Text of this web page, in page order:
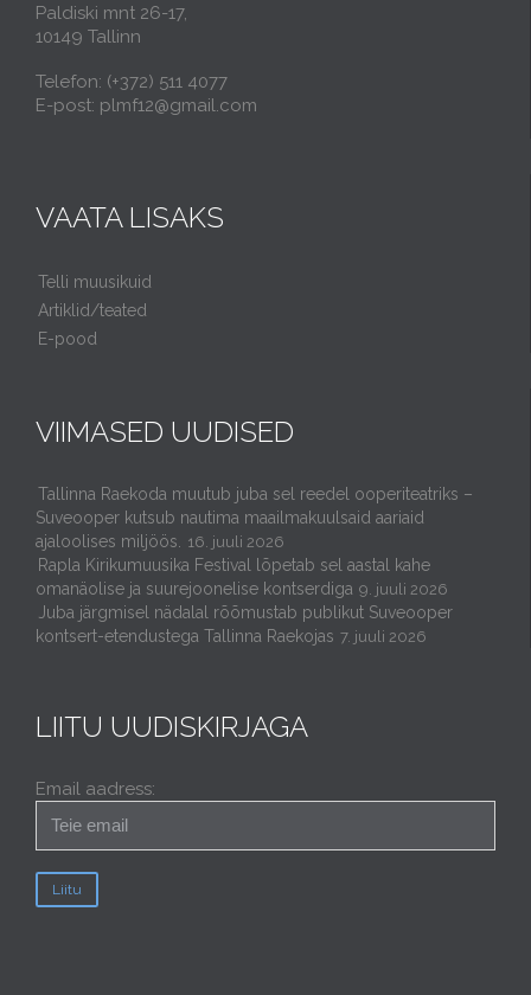
Paldiski mnt 26-17,
10149 Tallinn
Telefon: (+372) 511 4077
E-post: plmf12@gmail.com
VAATA LISAKS
Telli muusikuid
Artiklid/teated
E-pood
VIIMASED UUDISED
Tallinna Raekoda muutub juba sel reedel ooperiteatriks –
Suveooper kutsub nautima maailmakuulsaid aariaid
ajaloolises miljöös.
16. juuli 2026
Rapla Kirikumuusika Festival lõpetab sel aastal kahe
omanäolise ja suurejoonelise kontserdiga 9. juuli 2026
Juba järgmisel nädalal rõõmustab publikut Suveooper
kontsert-etendustega Tallinna Raekojas 7. juuli 2026
LIITU UUDISKIRJAGA
Email aadress: